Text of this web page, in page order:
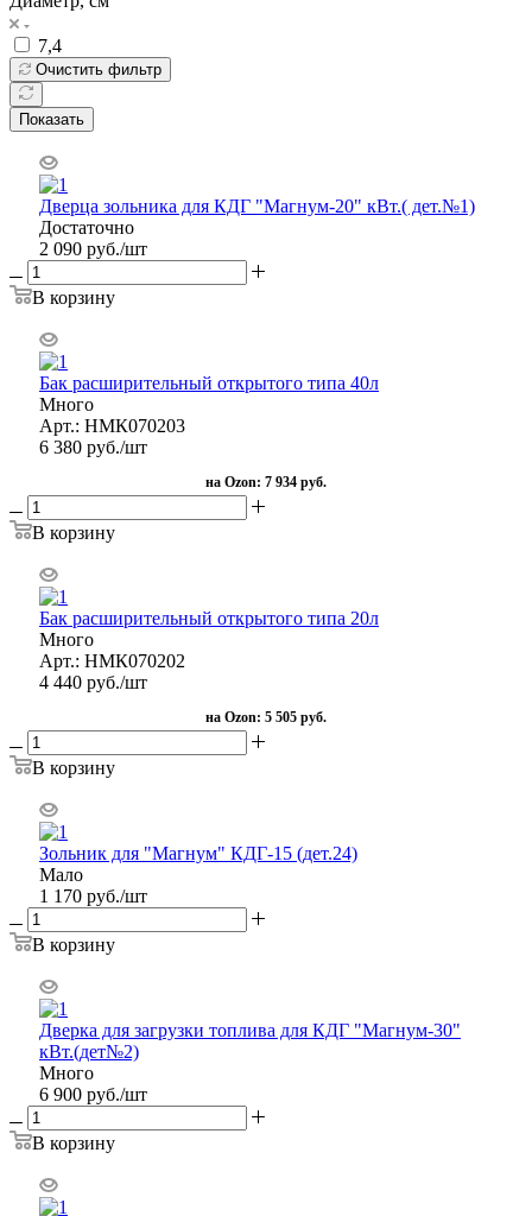
7,4
Очистить фильтр
Показать
Дверца зольника для КДГ "Магнум-20" кВт.( дет.№1)
Достаточно
2 090 руб./шт
В корзину
Бак расширительный открытого типа 40л
Много
Арт.: НМК070203
6 380 руб./шт
на Ozon: 7 934 руб.
В корзину
Бак расширительный открытого типа 20л
Много
Арт.: НМК070202
4 440 руб./шт
на Ozon: 5 505 руб.
В корзину
Зольник для "Магнум" КДГ-15 (дет.24)
Мало
1 170 руб./шт
В корзину
Дверка для загрузки топлива для КДГ "Магнум-30"
кВт.(дет№2)
Много
6 900 руб./шт
В корзину